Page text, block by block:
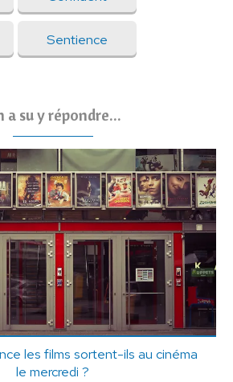
Sentience
a su y répondre...
les films sortent-ils au cinéma
le mercredi ?